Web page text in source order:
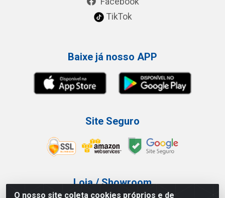
O nosso site coleta cookies próprios e de
TikTok
Baixe já nosso APP
Site Seguro
Loja / Showroom